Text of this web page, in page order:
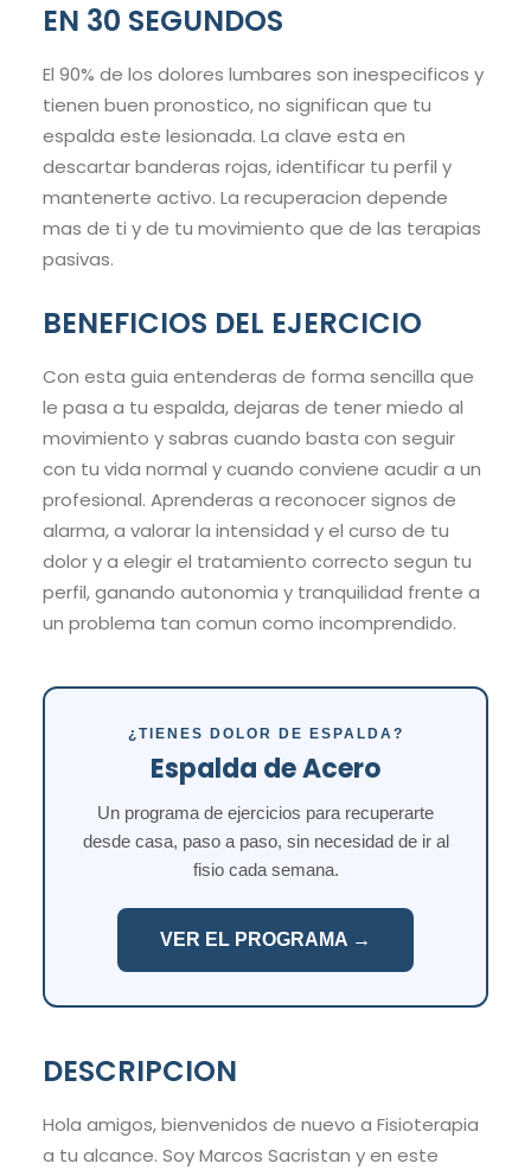
EN 30 SEGUNDOS
El 90% de los dolores lumbares son inespecificos y
tienen buen pronostico, no significan que tu
espalda este lesionada. La clave esta en
descartar banderas rojas, identificar tu perfil y
mantenerte activo. La recuperacion depende
mas de ti y de tu movimiento que de las terapias
pasivas.
BENEFICIOS DEL EJERCICIO
Con esta guia entenderas de forma sencilla que
le pasa a tu espalda, dejaras de tener miedo al
movimiento y sabras cuando basta con seguir
con tu vida normal y cuando conviene acudir a un
profesional. Aprenderas a reconocer signos de
alarma, a valorar la intensidad y el curso de tu
dolor y a elegir el tratamiento correcto segun tu
perfil, ganando autonomia y tranquilidad frente a
un problema tan comun como incomprendido.
¿TIENES DOLOR DE ESPALDA?
Espalda de Acero
Un programa de ejercicios para recuperarte
desde casa, paso a paso, sin necesidad de ir al
fisio cada semana.
VER EL PROGRAMA →
DESCRIPCION
Hola amigos, bienvenidos de nuevo a Fisioterapia
a tu alcance. Soy Marcos Sacristan y en este